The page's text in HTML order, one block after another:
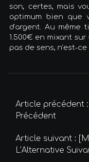
son, certes, mais
optimum bien que
d’argent. Au même
1.500€ en mixant
pas de sens, n’est-
Article précédent :
Précédent
Article suivant :
L’Alternative